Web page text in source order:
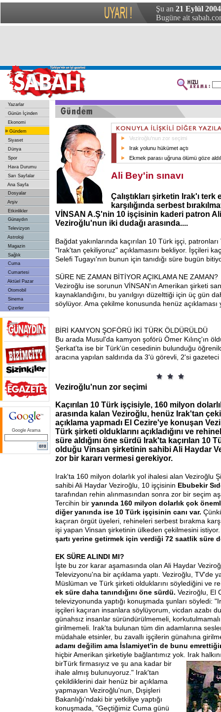
Şu an 21 Eylül 2004
Bugüne ait
Yazarlar
Günün İçinden
Ekonomi
» Gündem
Siyaset
Dünya
Spor
Hava Durumu
Sarı Sayfalar
Ana Sayfa
Dosyalar
Arşiv
Etkinlikler
Günaydın
Televizyon
Astroloji
Magazin
Sağlık
Cuma
Cumartesi
Aktüel Pazar
Otomobil
Sinema
Çizerler
Google Arama
Veziroğlu'nun zor seçimi
Irak yolunu hükümet açtı
Ekmek parası uğruna ölümü göze
Ali Bey'in sınavı
Çalıştıkları şirketin Irak'ı terk
karşılığında serbest
VİNSAN A.Ş'nin 10 işçisinin kaderi patron
Veziroğlu'nun iki dudağı arasında....
Bağdat yakınlarında kaçırılan 10 Türk işçi,
"Irak'tan çekiliyoruz" açıklamasını bekliyor. İşçileri
Selefi Tugayı'nın bunun için tanıdığı süre bugün
SÜRE NE ZAMAN BİTİYOR AÇIKLAMA NE ZAMAN?
Veziroğlu ise sorunun VİNSAN'ın Amerikan şirketi
kaynaklandığını, bu yanılgıyı düzelttiği için üç gün
söylüyor. Ama çekilme konusunda henüz açıklaması
BİRİ KAMYON ŞOFÖRÜ İKİ TÜRK ÖLDÜRÜLDÜ
Bu arada Musul'da kamyon şoförü Ömer Kılınç'ın
Şerkat'ta ise bir Türk'ün cesedinin bulunduğu
aracına yapılan saldırıda da 3'ü görevli, 2'si
Veziroğlu'nun zor seçimi
Kaçırılan 10 Türk işçisiyle, 160 milyon
arasında kalan Veziroğlu, henüz Irak'tan
açıklama yapmadı El Cezire'ye konuşan
Türk şirketi olduklarını açıkladığını ve
süre aldığını öne sürdü Irak'ta kaçırılan 10
olduğu Vinsan şirketinin sahibi Ali Haydar
zor bir kararı vermesi gerekiyor.
Irak'ta 160 milyon dolarlık yol ihalesi alan Veziroğlu
sahibi Ali Haydar Veziroğlu, 10 işçisinin Ebubekir
tarafından rehin alınmasından sonra zor bir seçim
Tercihin bir yanında 160 milyon dolarlık çok
diğer yanında ise 10 Türk işçisinin canı var.
kaçıran örgüt üyeleri, rehineleri serbest bırakma
işi yapan Vinsan şirketinin ülkeden çekilmesini
şartı yerine getirmek için verdiği 72 saatlik süre
EK SÜRE ALINDI MI?
İşte bu zor karar aşamasında olan Ali Haydar
Televizyonu'na bir açıklama yaptı. Veziroğlu, TV'de
Müslüman ve Türk şirketi olduklarını söylediğini ve
ek süre daha tanındığını öne sürdü. Veziroğlu, El
televizyonunda yaptığı konuşmada şunları söyledi:
işçileri kaçıran insanlara söylüyorum, vicdan azabı
günahsız insanlar süründürülmemeli,
girilmemeli. Irak'ta bulunan tüm din adamlarına
müdahale etsinler, bu zavallı işçilerin günahına
adamı değilim ama İslamiyet'in de bunu
hiçbir Amerikan şirketiyle bağlantımız yok. Irak
birTürk firmasıyız ve şu ana kadar bir
ihale almış bulunuyoruz." Irak'tan
çekildiklerini dair henüz bir açıklama
yapmayan Veziroğlu'nun, Dışişleri
Bakanlığı'ndaki bir yetkiliye yaptığı
konuşmada, "Geçtiğimiz Cuma günü